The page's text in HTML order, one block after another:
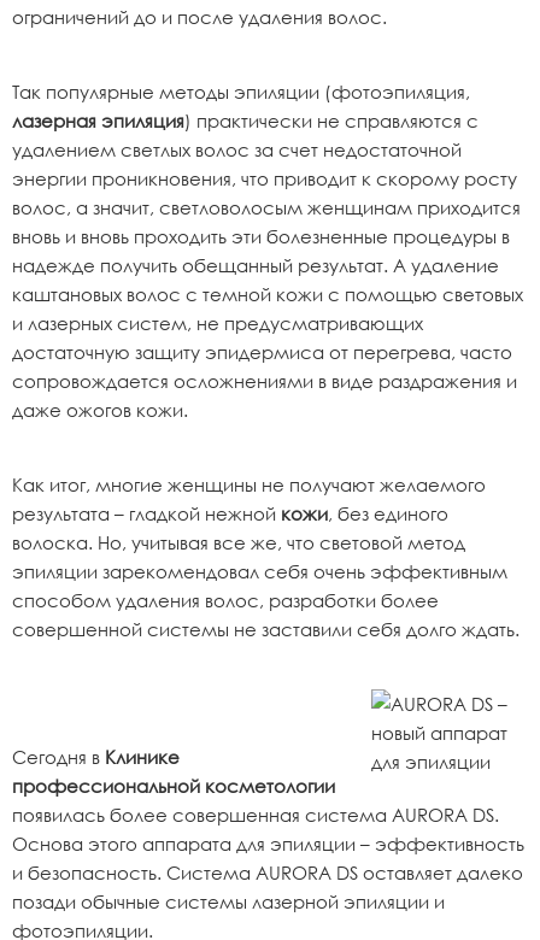
ограничений до и после удаления волос.
Так популярные методы эпиляции (фотоэпиляция,
лазерная эпиляция) практически не справляются с
удалением светлых волос за счет недостаточной
энергии проникновения, что приводит к скорому росту
волос, а значит, светловолосым женщинам приходится
вновь и вновь проходить эти болезненные процедуры в
надежде получить обещанный результат. А удаление
каштановых волос с темной кожи с помощью световых
и лазерных систем, не предусматривающих
достаточную защиту эпидермиса от перегрева, часто
сопровождается осложнениями в виде раздражения и
даже ожогов кожи.
Как итог, многие женщины не получают желаемого
результата – гладкой нежной кожи, без единого
волоска. Но, учитывая все же, что световой метод
эпиляции зарекомендовал себя очень эффективным
способом удаления волос, разработки более
совершенной системы не заставили себя долго ждать.
Сегодня в Клинике
профессиональной косметологии
появилась более совершенная система AURORA DS.
Основа этого аппарата для эпиляции – эффективность
и безопасность. Система AURORA DS оставляет далеко
позади обычные системы лазерной эпиляции и
фотоэпиляции.